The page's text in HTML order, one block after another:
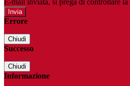
E-mail inviata, si prega di controllare la
Errore
Chiudi
Successo
Chiudi
Informazione